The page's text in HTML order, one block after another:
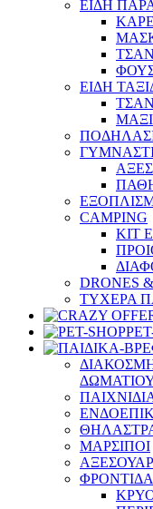
ΕΙΔΗ
ΕΙΔΗ
CAMPING
ΚΙΤ
ΤΥΧΕΡΑ
ΜΑΡΣΙΠΟΙ
ΦΡΟΝΤΙΔΑ